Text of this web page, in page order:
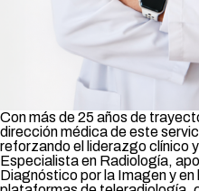
Con más de 25 años de
dirección médica de este
reforzando el liderazgo clínico
Especialista en Radiología,
Diagnóstico por la Imagen y